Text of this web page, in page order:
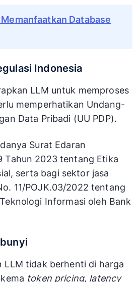
Memanfaatkan Database
Indonesia
LLM untuk memproses
memperhatikan Undang-
Data Pribadi (UU PDP).
Surat Edaran
Tahun 2023 tentang Etika
serta bagi sektor jasa
11/POJK.03/2022 tentang
Informasi oleh Bank
LLM tidak berhenti di harga
token pricing, latency